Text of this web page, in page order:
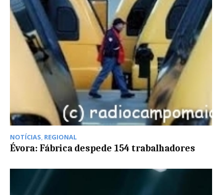
NOTÍCIAS, REGIONAL
Évora: Fábrica despede 154 trabalhadores